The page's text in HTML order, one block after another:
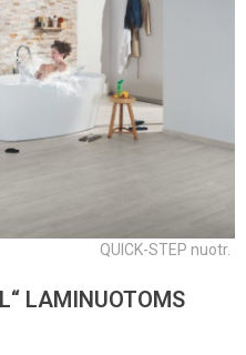
QUICK-STEP nuotr.
LAMINUOTOMS